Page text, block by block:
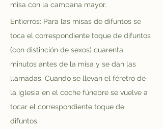
misa con la campana mayor.
Entierros: Para las misas de difuntos se
toca el correspondiente toque de difuntos
(con distinción de sexos) cuarenta
minutos antes de la misa y se dan las
llamadas. Cuando se llevan el féretro de
la iglesia en el coche fúnebre se vuelve a
tocar el correspondiente toque de
difuntos.